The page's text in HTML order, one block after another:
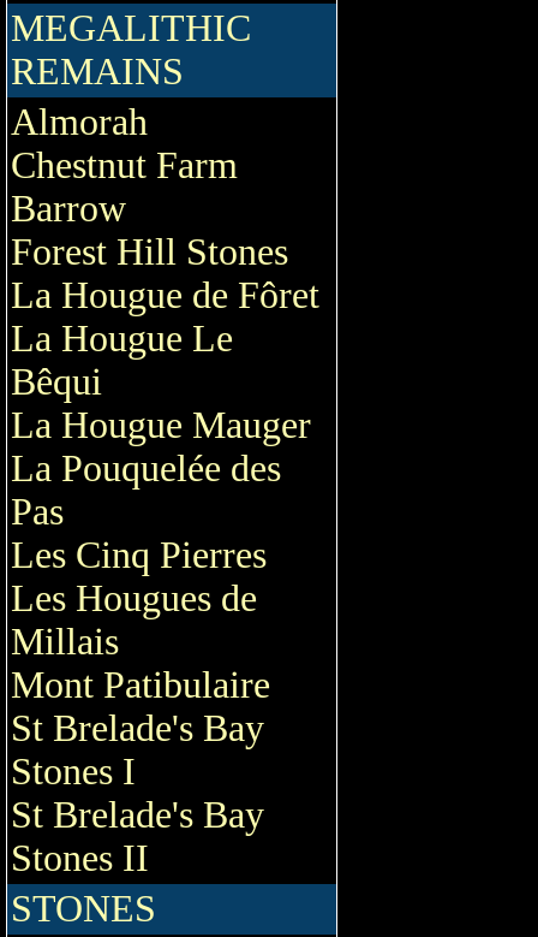
MEGALITHIC
REMAINS
Almorah
Chestnut Farm
Barrow
Forest Hill Stones
La Hougue de Fôret
La Hougue Le
Bêqui
La Hougue Mauger
La Pouquelée des
Pas
Les Cinq Pierres
Les Hougues de
Millais
Mont Patibulaire
St Brelade's Bay
Stones I
St Brelade's Bay
Stones II
STONES